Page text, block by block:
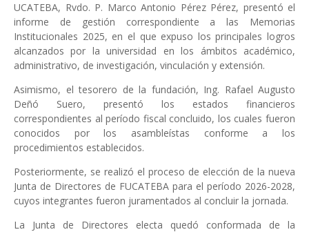
UCATEBA, Rvdo. P. Marco Antonio Pérez Pérez, presentó el
informe de gestión correspondiente a las Memorias
Institucionales 2025, en el que expuso los principales logros
alcanzados por la universidad en los ámbitos académico,
administrativo, de investigación, vinculación y extensión.
Asimismo, el tesorero de la fundación, Ing. Rafael Augusto
Deñó Suero, presentó los estados financieros
correspondientes al período fiscal concluido, los cuales fueron
conocidos por los asambleístas conforme a los
procedimientos establecidos.
Posteriormente, se realizó el proceso de elección de la nueva
Junta de Directores de FUCATEBA para el período 2026-2028,
cuyos integrantes fueron juramentados al concluir la jornada.
La Junta de Directores electa quedó conformada de la